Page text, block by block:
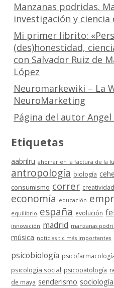
Manzanas podridas.
investigación y ciencia
Mi primer librito:
(des)honestidad,
con Salvador Ruiz de
López
Neuromarkewiki – La
NeuroMarketing
Página del autor
Etiquetas
aabrilru ahorrar en la factura de la
antropología biología
consumismo correr creatividad
economía educación
equilibrio españa evolución
innovación madrid manzanas
música noticias tic más importantes
psicobiología
psicología social psicopatología
de maya senderismo sociología